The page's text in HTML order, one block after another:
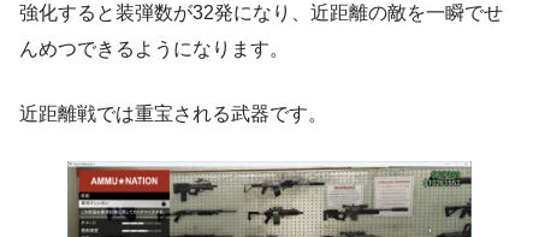
強化すると装弾数が32発になり、近距離の敵を一瞬でせ
んめつできるようになります。
近距離戦では重宝される武器です。